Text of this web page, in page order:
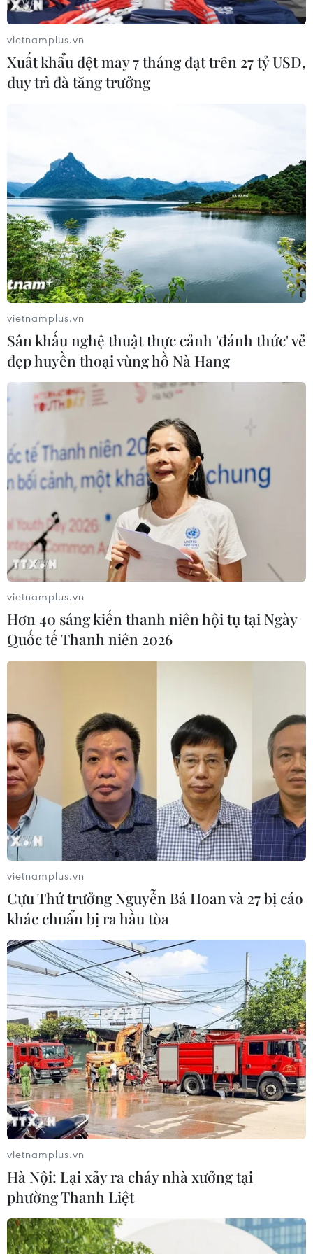
Sudan: Các bên liên quan đã nhất trí khôi
phục đàm phán
11/06/2019 23:29
Liên minh vì Tự do và Thay đổi đã chấp nhận chấm dứt
chiến dịch "bất tuân dân sự" kể từ ngày 12/6 và nối lại
các cuộc đàm phán về việc thành lập một ủy ban
chuyển tiếp tối cao.
Sudan chính thức chấm dứt chiến dịch
'bất tuân dân sự'
13/06/2019 01:43
Các cửa hàng và nhà hàng tại thủ đô Khartoum đã bắt
đầu mở cửa trở lại sau khi phe đối lập, dưới sự lãnh
vietnamplus.vn
Xuất khẩu dệt may 7 tháng đạt trên 27 tỷ USD,
duy trì đà tăng trưởng
vietnamplus.vn
Sân khấu nghệ thuật thực cảnh 'đánh thức' vẻ
đẹp huyền thoại vùng hồ Nà Hang
vietnamplus.vn
Hơn 40 sáng kiến thanh niên hội tụ tại Ngày
Quốc tế Thanh niên 2026
vietnamplus.vn
Cựu Thứ trưởng Nguyễn Bá Hoan và 27 bị cáo
khác chuẩn bị ra hầu tòa
vietnamplus.vn
Hà Nội: Lại xảy ra cháy nhà xưởng tại
phường Thanh Liệt